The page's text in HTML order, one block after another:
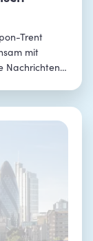
Trent
mit
Nachrichten